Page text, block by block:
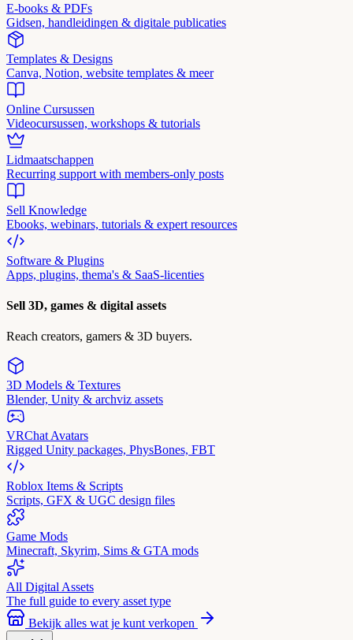
E-books & PDFs
Gidsen, handleidingen & digitale publicaties
Templates & Designs
Canva, Notion, website templates & meer
Online Cursussen
Videocursussen, workshops & tutorials
Lidmaatschappen
Recurring support with members-only posts
Sell Knowledge
Ebooks, webinars, tutorials & expert resources
Software & Plugins
Apps, plugins, thema's & SaaS-licenties
Sell 3D, games & digital assets
Reach creators, gamers & 3D buyers.
3D Models & Textures
Blender, Unity & archviz assets
VRChat Avatars
Rigged Unity packages, PhysBones, FBT
Roblox Items & Scripts
Scripts, GFX & UGC design files
Game Mods
Minecraft, Skyrim, Sims & GTA mods
All Digital Assets
The full guide to every asset type
Bekijk alles wat je kunt verkopen